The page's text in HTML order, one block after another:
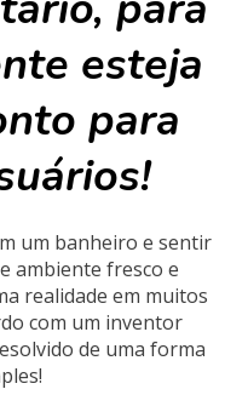
esteja
para
um banheiro e sentir
ambiente fresco e
realidade em muitos
com um inventor
de uma forma